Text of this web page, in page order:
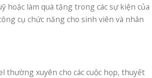
hoặc làm quà tặng trong các sự kiện của
cụ chức năng cho sinh viên và nhân
thường xuyên cho các cuộc họp, thuyết